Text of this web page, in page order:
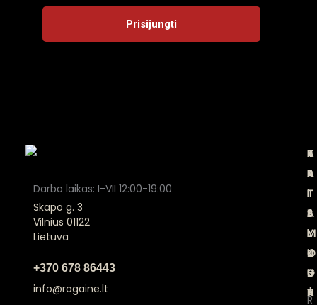
Darbo laikas: I-VII 12:00-19:00
Skapo g. 3
Vilnius 01122
Lietuva
+370 678 86443
info@ragaine.lt
A
P
I
E
M
U
S
R
K
A
T
A
L
O
G
A
T
A
I
S
Y
K
L
Ė
P
R
I
S
I
J
U
N